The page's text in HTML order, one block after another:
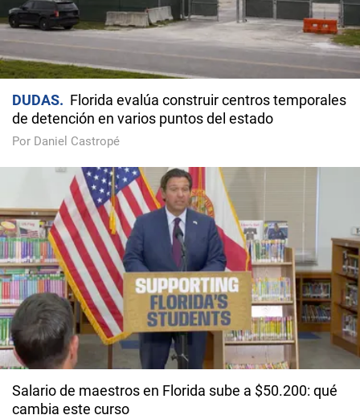
DUDAS
Florida evalúa construir centros temporales
de detención en varios puntos del estado
Por Daniel Castropé
Salario de maestros en Florida sube a $50.200: qué
cambia este curso